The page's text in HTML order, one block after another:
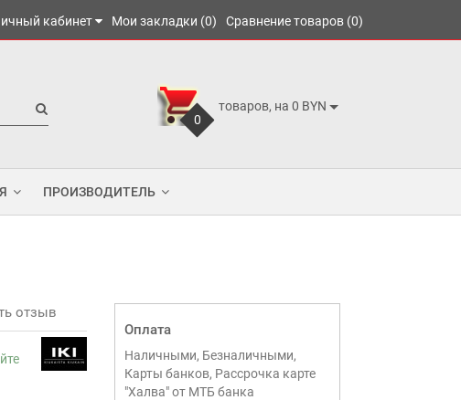
кабинет Мои закладки (0) Сравнение товаров (0)
0
товаров, на 0 BYN
ПРОИЗВОДИТЕЛЬ
отзыв
Оплата
Наличными, Безналичными,
Карты банков, Рассрочка карте
"Халва" от МТБ банка